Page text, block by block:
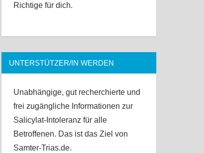
Richtige für dich.
UNTERSTÜTZER/IN WERDEN
Unabhängige, gut recherchierte und
frei zugängliche Informationen zur
Salicylat-Intoleranz für alle
Betroffenen. Das ist das Ziel von
Samter-Trias.de.